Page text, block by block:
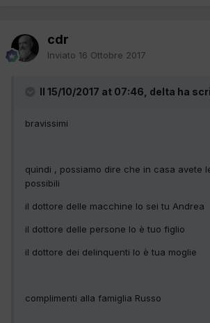
cdr
Inviato 16 Ottobre 2017
Il 15/10/2017 at 07:46, delta ha
bravissimi
quindi , possiamo dire che in casa avete
possibili
il dottore delle macchine lo sei tu Andrea
il dottore delle persone lo è tuo figlio
il dottore dei delinquenti lo è tua moglie
complimenti alla famiglia Russo